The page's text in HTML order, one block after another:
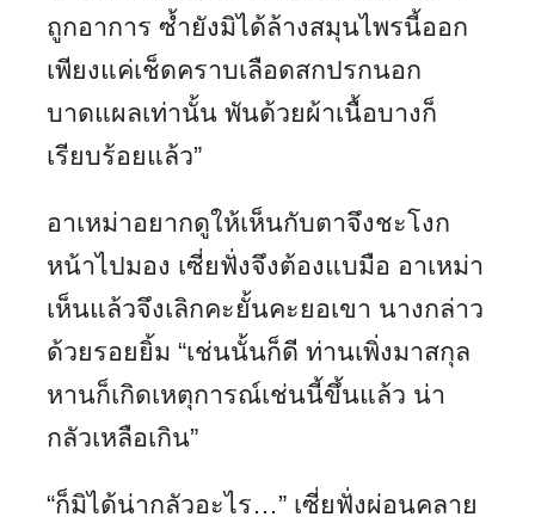
ถูกอาการ ซ้ำยังมิได้ล้างสมุนไพรนี้ออก
เพียงแค่เช็ดคราบเลือดสกปรกนอก
บาดแผลเท่านั้น พันด้วยผ้าเนื้อบางก็
เรียบร้อยแล้ว”
อาเหม่าอยากดูให้เห็นกับตาจึงชะโงก
หน้าไปมอง เซี่ยฟั่งจึงต้องแบมือ อาเหม่า
เห็นแล้วจึงเลิกคะยั้นคะยอเขา นางกล่าว
ด้วยรอยยิ้ม “เช่นนั้นก็ดี ท่านเพิ่งมาสกุล
หานก็เกิดเหตุการณ์เช่นนี้ขึ้นแล้ว น่า
กลัวเหลือเกิน”
“ก็มิได้น่ากลัวอะไร…” เซี่ยฟั่งผ่อนคลาย